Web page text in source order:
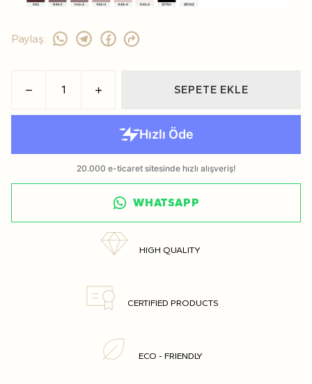
Paylaş:
SEPETE EKLE
WHATSAPP
HIGH QUALITY
CERTIFIED PRODUCTS
ECO - FRIENDLY